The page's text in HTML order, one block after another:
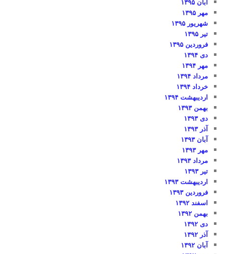
مهر ۱۳۹۵
شهریور ۱۳۹۵
تیر ۱۳۹۵
فروردین ۱۳۹۵
دی ۱۳۹۴
مهر ۱۳۹۴
مرداد ۱۳۹۴
خرداد ۱۳۹۴
اردیبهشت ۱۳۹۴
بهمن ۱۳۹۳
دی ۱۳۹۳
آذر ۱۳۹۳
آبان ۱۳۹۳
مهر ۱۳۹۳
مرداد ۱۳۹۳
تیر ۱۳۹۳
اردیبهشت ۱۳۹۳
فروردین ۱۳۹۳
اسفند ۱۳۹۲
بهمن ۱۳۹۲
دی ۱۳۹۲
آذر ۱۳۹۲
آبان ۱۳۹۲